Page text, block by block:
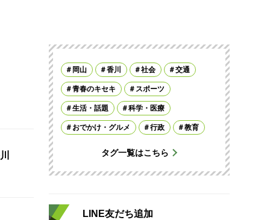
岡山 香川 社会 交通
青春のキセキ スポーツ
生活・話題 科学・医療
おでかけ・グルメ 行政 教育
タグ一覧はこちら
LINE友だち追加